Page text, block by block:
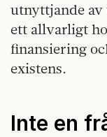
utnyttjande
ett allvarligt
finansiering
existens.
Inte en